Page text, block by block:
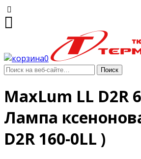
0
MaxLum LL D2R
Лампа
D2R 160-0LL )